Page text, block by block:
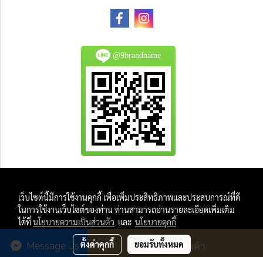
สั่งซื้อสินค้า
Message Us
@9brandname
And
All Photo in this website were taken by
9Brandname's Team.
เว็บไซต์นี้มีการใช้งานคุกกี้ เพื่อเพิ่มประสิทธิภาพและประสบการณ์ที่ดี
ในการใช้งานเว็บไซต์ของท่าน ท่านสามารถอ่านรายละเอียดเพิ่มเติม
ได้ที่นโยบายความเป็นส่วนตัว และ นโยบายคุกกี้
ตั้งค่าคุกกี้ ยอมรับทั้งหมด